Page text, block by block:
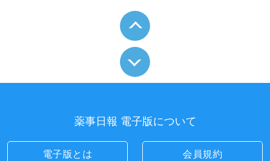
薬事日報 電子版について
電子版とは 会員規約